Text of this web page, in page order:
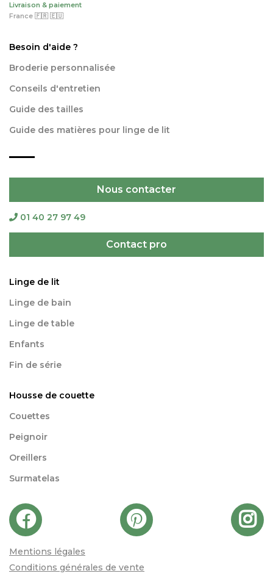
Livraison & paiement
France 🇫🇷 🇪🇺
Besoin d'aide ?
Broderie personnalisée
Conseils d'entretien
Guide des tailles
Guide des matières pour linge de lit
Nous contacter
01 40 27 97 49
Contact pro
Linge de lit
Linge de bain
Linge de table
Enfants
Fin de série
Housse de couette
Couettes
Peignoir
Oreillers
Surmatelas
Mentions légales
Conditions générales de vente